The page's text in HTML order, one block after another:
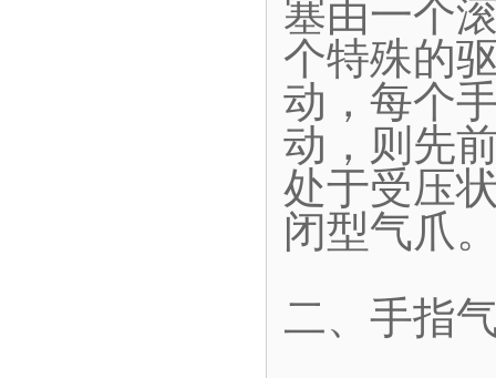
塞由一个
个特殊的
动，每个
动，则先
处于受压
闭型气爪
二、手指